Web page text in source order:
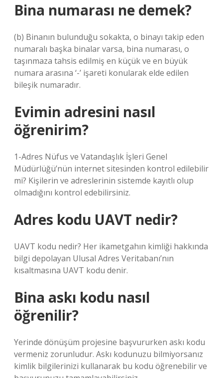
Bina numarası ne demek?
(b) Binanın bulunduğu sokakta, o binayı takip eden
numaralı başka binalar varsa, bina numarası, o
taşınmaza tahsis edilmiş en küçük ve en büyük
numara arasına ‘-’ işareti konularak elde edilen
bileşik numaradır.
Evimin adresini nasıl
öğrenirim?
1-Adres Nüfus ve Vatandaşlık İşleri Genel
Müdürlüğü’nün internet sitesinden kontrol edilebilir
mi? Kişilerin ve adreslerinin sistemde kayıtlı olup
olmadığını kontrol edebilirsiniz.
Adres kodu UAVT nedir?
UAVT kodu nedir? Her ikametgahın kimliği hakkında
bilgi depolayan Ulusal Adres Veritabanı’nın
kısaltmasına UAVT kodu denir.
Bina askı kodu nasıl
öğrenilir?
Yerinde dönüşüm projesine başvururken askı kodu
vermeniz zorunludur. Askı kodunuzu bilmiyorsanız
kimlik bilgilerinizi kullanarak bu kodu öğrenebilir ve